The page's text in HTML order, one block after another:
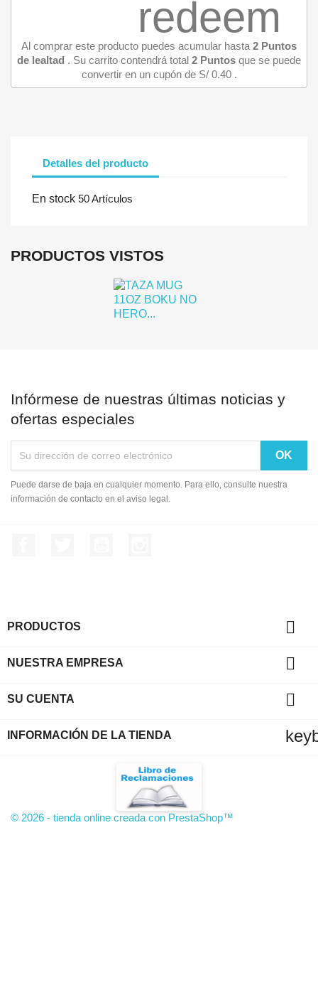
redeem
Al comprar este producto puedes acumular hasta 2 Puntos
de lealtad . Su carrito contendrá total 2 Puntos que se puede
convertir en un cupón de S/ 0.40.
Detalles del producto
En stock 50 Artículos
PRODUCTOS VISTOS
Infórmese de nuestras últimas noticias y
ofertas especiales
Puede darse de baja en cualquier momento. Para ello, consulte nuestra
información de contacto en el aviso legal.
PRODUCTOS 
NUESTRA EMPRESA 
SU CUENTA 
INFORMACIÓN DE LA TIENDA
© 2026 - tienda online creada con PrestaShop™
Iniciar sesión